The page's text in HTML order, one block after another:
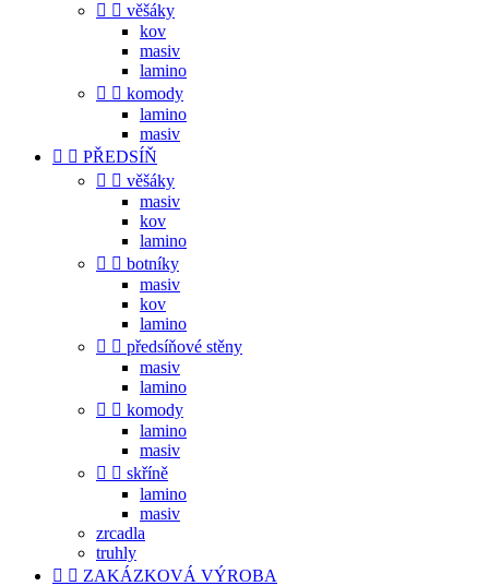
  věšáky
kov
masiv
lamino
  komody
lamino
masiv
  PŘEDSÍŇ
  věšáky
masiv
kov
lamino
  botníky
masiv
kov
lamino
  předsíňové stěny
masiv
lamino
  komody
lamino
masiv
  skříně
lamino
masiv
zrcadla
truhly
  ZAKÁZKOVÁ VÝROBA